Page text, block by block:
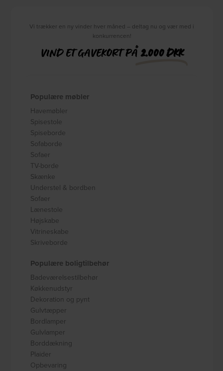
Vi trækker en ny vinder hver måned – deltag nu og vær med i
konkurrencen!
VIND ET GAVEKORT PÅ2.000 DKK
Populære møbler
Havemøbler
Spisestole
Spiseborde
Sofaborde
Sofaer
TV-borde
Skænke
Understel & bordben
Sofaer
Lænestole
Højskabe
Vitrineskabe
Skriveborde
Populære boligtilbehør
Badeværelsestilbehør
Køkkenudstyr
Dekoration og pynt
Gulvtæpper
Bordlamper
Gulvlamper
Borddækning
Plaider
Opbevaring